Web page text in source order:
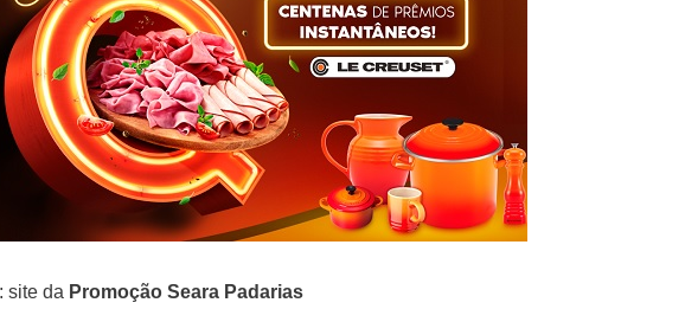
site da Promoção Seara Padarias